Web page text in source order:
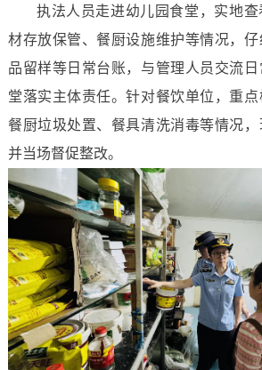
执法人员走进幼儿园食堂，实地
材存放保管、餐厨设施维护等情况，
品留样等日常台账，与管理人员交流
堂落实主体责任。针对餐饮单位，重点
餐厨垃圾处置、餐具清洗消毒等情况
并当场督促整改。